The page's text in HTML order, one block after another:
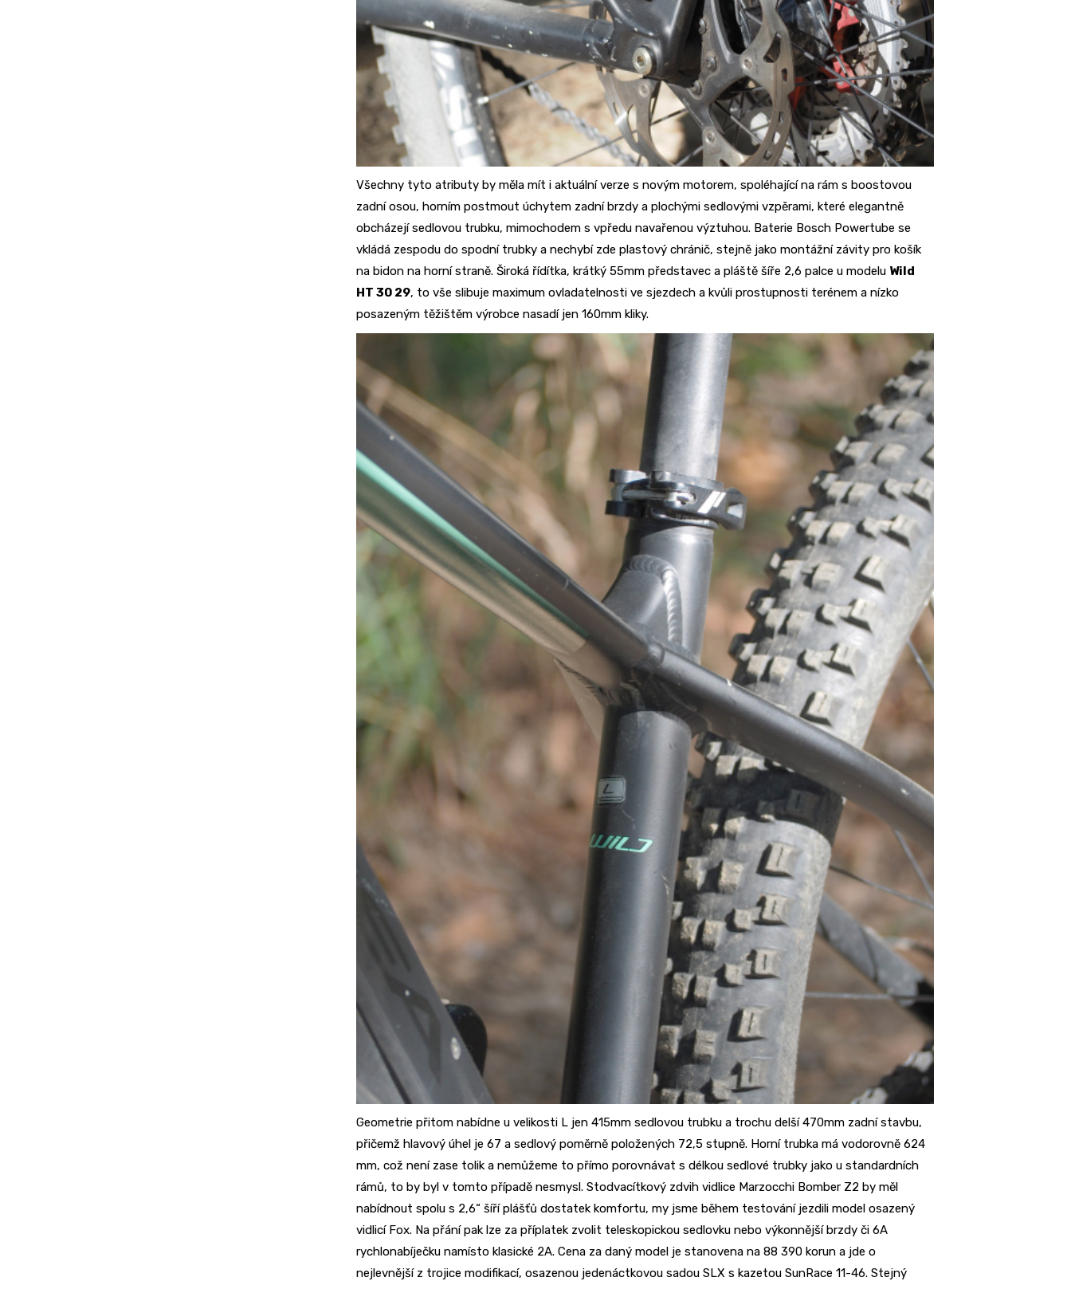
Všechny tyto atributy by měla mít i aktuální verze s novým motorem, spoléhající na rám s boostovou
zadní osou, horním postmout úchytem zadní brzdy a plochými sedlovými vzpěrami, které elegantně
obcházejí sedlovou trubku, mimochodem s vpředu navařenou výztuhou. Baterie Bosch Powertube se
vkládá zespodu do spodní trubky a nechybí zde plastový chránič, stejně jako montážní závity pro košík
na bidon na horní straně. Široká řídítka, krátký 55mm představec a pláště šíře 2,6 palce u modelu Wild
HT 30 29, to vše slibuje maximum ovladatelnosti ve sjezdech a kvůli prostupnosti terénem a nízko
posazeným těžištěm výrobce nasadí jen 160mm kliky.
Geometrie přitom nabídne u velikosti L jen 415mm sedlovou trubku a trochu delší 470mm zadní stavbu,
přičemž hlavový úhel je 67 a sedlový poměrně položených 72,5 stupně. Horní trubka má vodorovně 624
mm, což není zase tolik a nemůžeme to přímo porovnávat s délkou sedlové trubky jako u standardních
rámů, to by byl v tomto případě nesmysl. Stodvacítkový zdvih vidlice Marzocchi Bomber Z2 by měl
nabídnout spolu s 2,6“ šíří plášťů dostatek komfortu, my jsme během testování jezdili model osazený
vidlicí Fox. Na přání pak lze za příplatek zvolit teleskopickou sedlovku nebo výkonnější brzdy či 6A
rychlonabíječku namísto klasické 2A. Cena za daný model je stanovena na 88 390 korun a jde o
nejlevnější z trojice modifikací, osazenou jedenáctkovou sadou SLX s kazetou SunRace 11-46. Stejný